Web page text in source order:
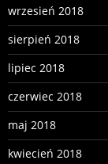
wrzesień 2018
sierpień 2018
lipiec 2018
czerwiec 2018
maj 2018
kwiecień 2018